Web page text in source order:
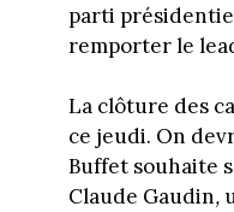
parti
remporter le
La clôture des
ce jeudi. On
Buffet souhaite
Claude Gaudin,